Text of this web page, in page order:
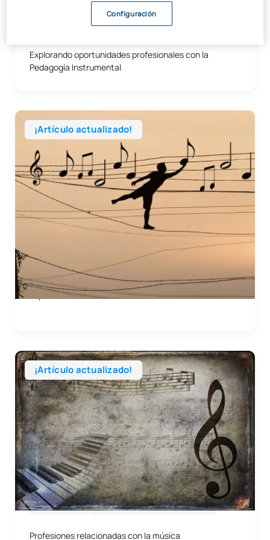
Artes y Humanidades
Explorando oportunidades profesionales con la
Pedagogía Instrumental
¡Artículo actualizado!
28/05/2026 Artes y Humanidades
Explorando los Caminos de la Creatividad Musical
¡Artículo actualizado!
04/06/2026 Artes y Humanidades Otros
Profesiones relacionadas con la música
Configuración